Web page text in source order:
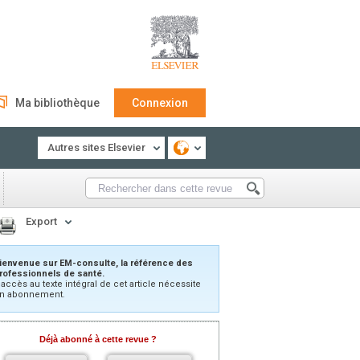
Ma bibliothèque Connexion
Autres sites Elsevier
Export
sur EM-consulte, la référence des
de santé.
au texte intégral de cet article nécessite
abonnement.
Déjà abonné à cette revue ?